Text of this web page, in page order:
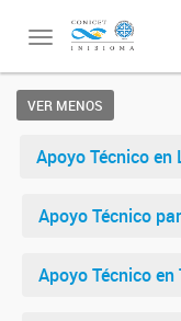
Toggle
VER MENOS
Apoyo Técnico en
Apoyo Técnico
Apoyo Técnico